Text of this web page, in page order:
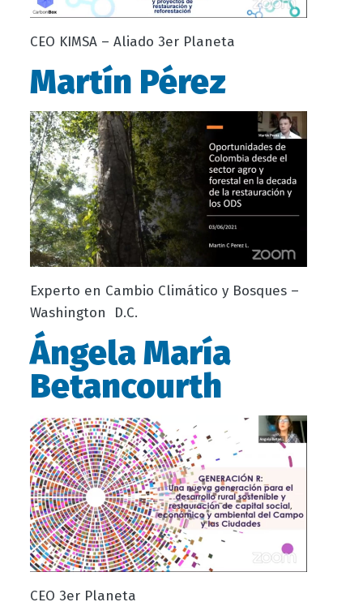
CEO KIMSA – Aliado 3er Planeta
Martín Pérez
Experto en Cambio Climático y Bosques –
Washington D.C.
Ángela María
Betancourth
CEO 3er Planeta